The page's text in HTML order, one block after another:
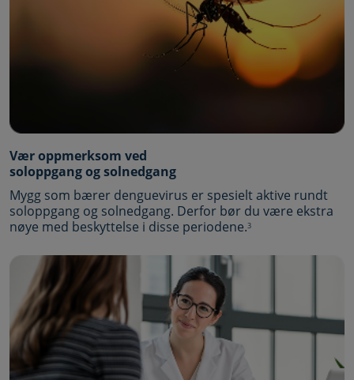
Vær oppmerksom ved
soloppgang og solnedgang
Mygg som bærer denguevirus er spesielt aktive rundt
soloppgang og solnedgang. Derfor bør du være ekstra
nøye med beskyttelse i disse periodene.3